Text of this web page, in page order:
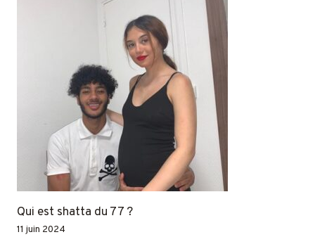
Qui est shatta du 77 ?
11 juin 2024